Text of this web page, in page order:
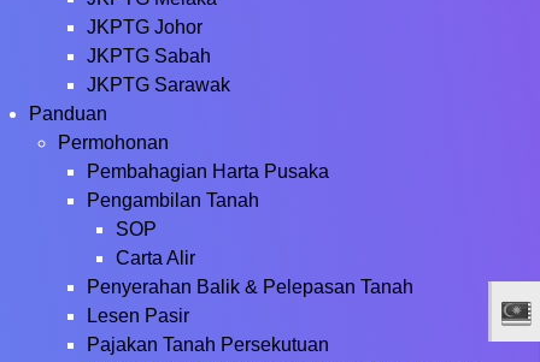
JKPTG Johor
JKPTG Sabah
JKPTG Sarawak
Panduan
Permohonan
Pembahagian Harta Pusaka
Pengambilan Tanah
SOP
Carta Alir
Penyerahan Balik & Pelepasan Tanah
Lesen Pasir
Pajakan Tanah Persekutuan